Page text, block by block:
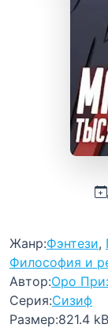
Жанр:Фэнтези,
Философия и
Автор:Оро
Серия:Сизиф
Размер:821.4 kB